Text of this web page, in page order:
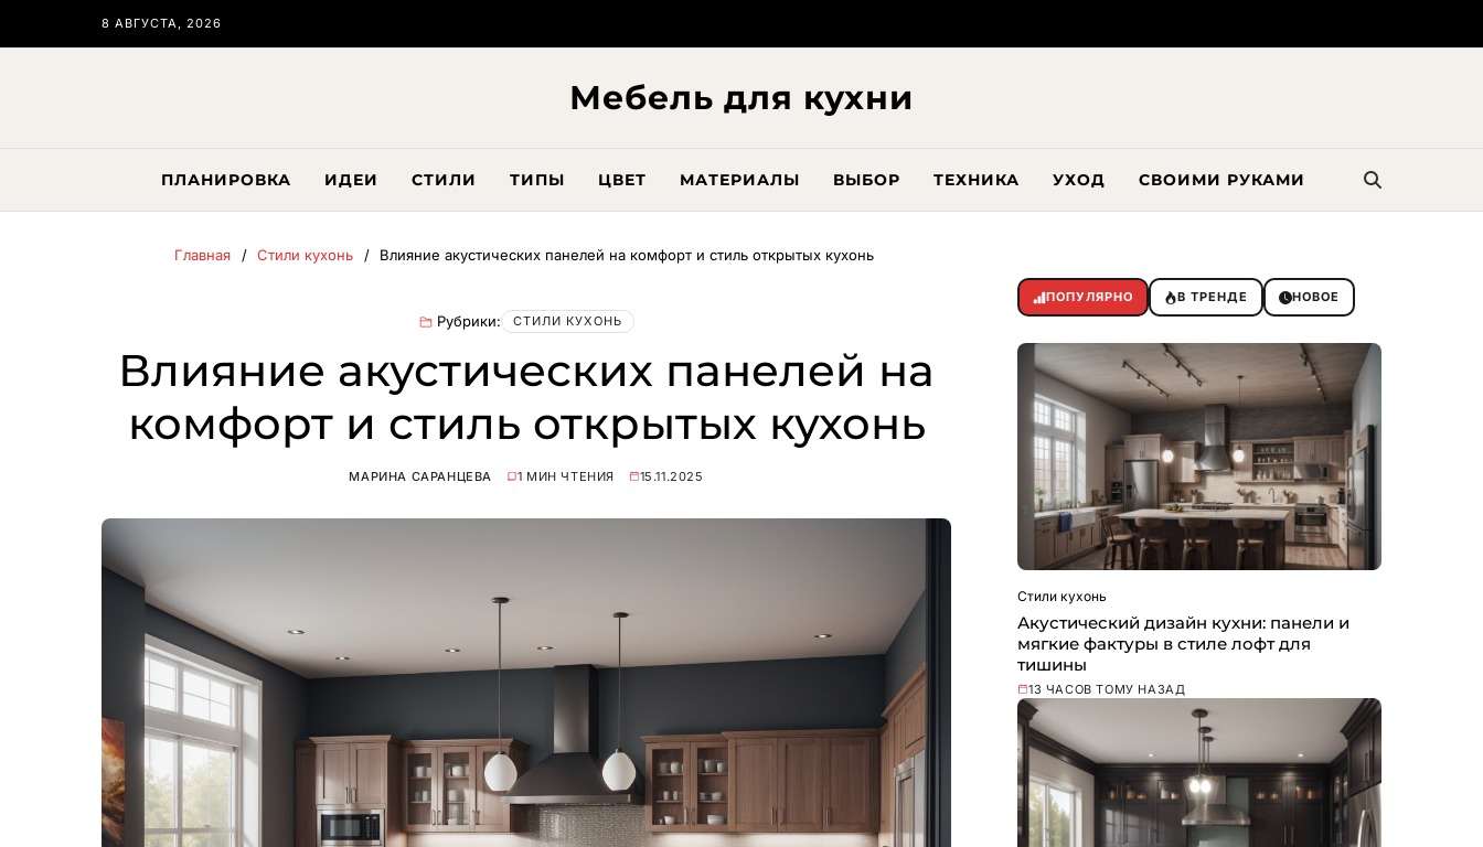
8 АВГУСТА, 2026
Мебель для кухни
ПЛАНИРОВКА ИДЕИ СТИЛИ ТИПЫ ЦВЕТ МАТЕРИАЛЫ ВЫБОР ТЕХНИКА УХОД СВОИМИ РУКАМИ
Главная Стили кухонь Влияние акустических панелей на комфорт и стиль открытых кухонь
Рубрики: СТИЛИ КУХОНЬ
Влияние акустических панелей на
комфорт и стиль открытых кухонь
МАРИНА САРАНЦЕВА 1 МИН ЧТЕНИЯ 15.11.2025
ПОПУЛЯРНО В ТРЕНДЕ НОВОЕ
Стили кухонь
Акустический дизайн кухни: панели и
мягкие фактуры в стиле лофт для
тишины
13 ЧАСОВ ТОМУ НАЗАД